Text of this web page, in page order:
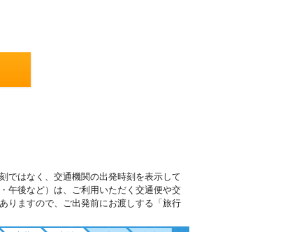
ではなく、交通機関の出発時刻を表示して
午後など）は、ご利用いただく交通便や交
りますので、ご出発前にお渡しする「旅行